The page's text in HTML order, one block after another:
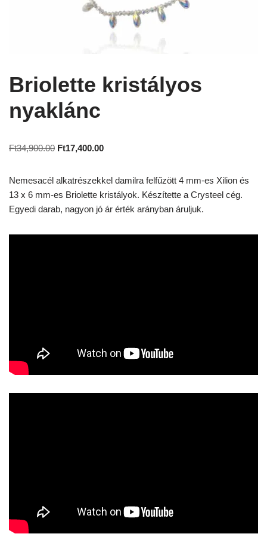
Briolette kristályos
nyaklánc
Ft34,900.00 Ft17,400.00
Nemesacél alkatrészekkel damilra felfűzött 4 mm-es Xilion és
13 x 6 mm-es Briolette kristályok. Készítette a Crysteel cég.
Egyedi darab, nagyon jó ár érték arányban áruljuk.